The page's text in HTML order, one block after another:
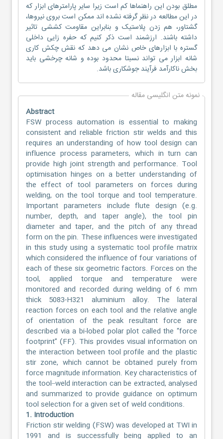
مطلق بودن این راهنماها کم است زیرا سایر پارامترهای ابزار که
در این مطالعه در نظر گرفته نشده اند ممکن است بروی نیروها،
گشتاور، هم زدن پلاستیک و بنابراین مقاومت کششی تاثیر
داشته باشند. ارزشمند است ذکر کنیم که حفره زایی داخلی
گستره با ابزارهای خاص نشان می دهد که نقش چکش کاری
شانه ابزار می تواند نسبتا محدود بوده و شانه چرخشی باید
بخش ناکارآمد فرآیند جوشکاری باشد.
نمونه متن انگلیسی مقاله
Abstract
FSW process automation is essential to making
consistent and reliable friction stir welds and this
requires an understanding of how tool design can
influence process parameters, which in turn can
provide high joint strength and performance. Tool
optimisation hinges on a better understanding of
the effect of tool parameters on forces during
welding, on the tool torque and tool temperature.
Important parameters include flute design (e.g.
number, depth, and taper angle), the tool pin
diameter and taper, and the pitch of any thread
form on the pin. These influences were investigated
in this study using a systematic tool profile matrix
which considered the influence of four variations of
each of these six geometric factors. Forces on the
tool, applied torque and temperature were
monitored and recorded during welding of 6 mm
thick 5083-H321 aluminium alloy. The lateral
reaction forces on each tool and the relative angle
of orientation of the peak resultant force are
described via a bi-lobed polar plot called the “force
footprint” (FF). This provides visual information on
the interaction between tool profile and the plastic
stir zone, which cannot be obtained purely from
force magnitude information. Key characteristics of
the tool–weld interaction can be extracted, analysed
and summarized to provide guidance on optimum
tool selection for a given set of weld conditions.
1. Introduction
Friction stir welding (FSW) was developed at TWI in
1991 and is successfully being applied to an